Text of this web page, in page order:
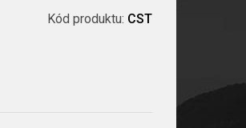
Kód produktu: CST